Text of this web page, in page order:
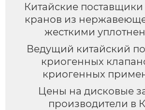
Китайские
кранов из
жесткими
Ведущий китайский
криогенных
криогенных
Цены на дисковые
производители в